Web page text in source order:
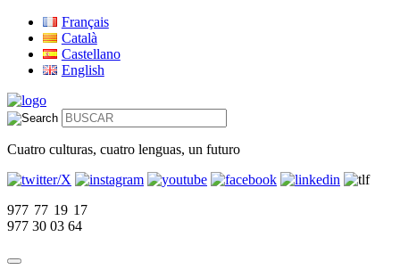
Français
Català
Castellano
English
Cuatro culturas, cuatro lenguas, un futuro
977 77 19 17
977 30 03 64